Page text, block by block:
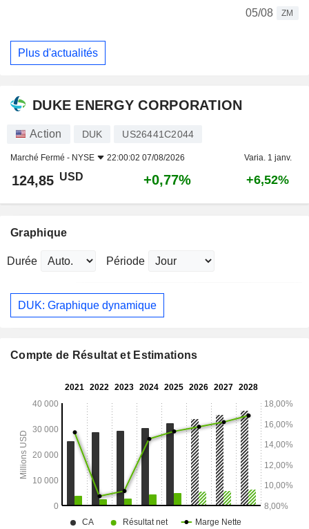
05/08
ZM
Plus d'actualités
DUKE ENERGY CORPORATION
Action DUK US26441C2044
Marché Fermé - NYSE 22:00:02 07/08/2026 Varia. 1 janv.
124,85 USD +0,77% +6,52%
Graphique
Durée Période
DUK: Graphique dynamique
Compte de Résultat et Estimations